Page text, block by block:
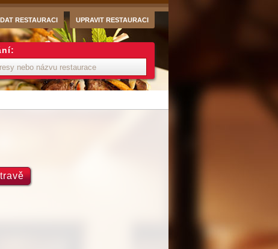
RESTAURACI UPRAVIT RESTAURACI